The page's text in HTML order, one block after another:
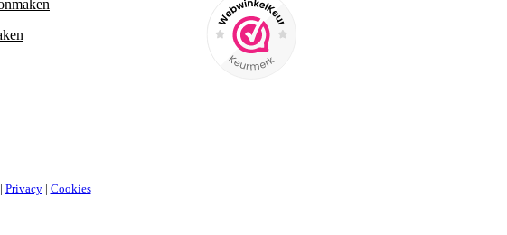
| Privacy| Cookies